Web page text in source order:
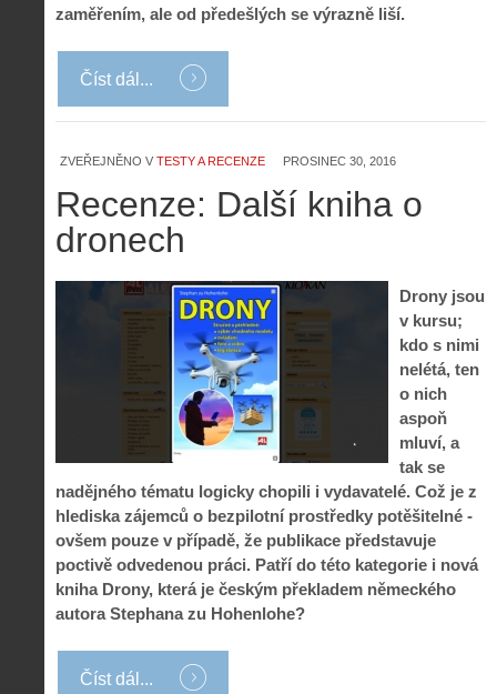
zaměřením, ale od předešlých se výrazně liší.
Číst dál...
ZVEŘEJNĚNO V TESTY A RECENZE PROSINEC 30, 2016
Recenze: Další kniha o
dronech
Drony jsou
v kursu;
kdo s nimi
nelétá, ten
o nich
aspoň
mluví, a
tak se
nadějného tématu logicky chopili i vydavatelé. Což je z
hlediska zájemců o bezpilotní prostředky potěšitelné -
ovšem pouze v případě, že publikace představuje
poctivě odvedenou práci. Patří do této kategorie i nová
kniha Drony, která je českým překladem německého
autora Stephana zu Hohenlohe?
Číst dál...